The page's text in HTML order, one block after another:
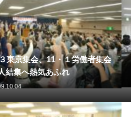
東京集会、11・１労働者集会
結集へ熱気あふれ